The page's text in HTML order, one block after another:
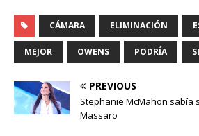
CÁMARA ELIMINACIÓN
MEJOR OWENS PODRÍA
PREVIOUS
Stephanie McMahon sabía
Massaro